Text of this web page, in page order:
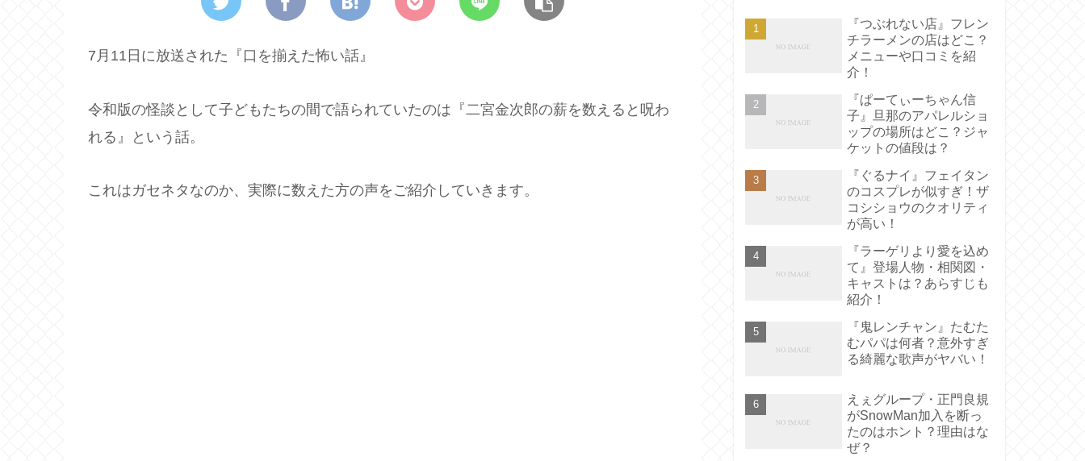
7月11日に放送された『口を揃えた怖い話』
令和版の怪談として子どもたちの間で語られていたのは『二宮金次郎の薪を数えると呪わ
れる』という話。
これはガセネタなのか、実際に数えた方の声をご紹介していきます。
『つぶれない店』フレン
チラーメンの店はどこ？
メニューや口コミを紹
介！
『ぱーてぃーちゃん信
子』旦那のアパレルショ
ップの場所はどこ？ジャ
ケットの値段は？
『ぐるナイ』フェイタン
のコスプレが似すぎ！ザ
コシショウのクオリティ
が高い！
『ラーゲリより愛を込め
て』登場人物・相関図・
キャストは？あらすじも
紹介！
『鬼レンチャン』たむた
むパパは何者？意外すぎ
る綺麗な歌声がヤバい！
えぇグループ・正門良規
がSnowMan加入を断っ
たのはホント？理由はな
ぜ？